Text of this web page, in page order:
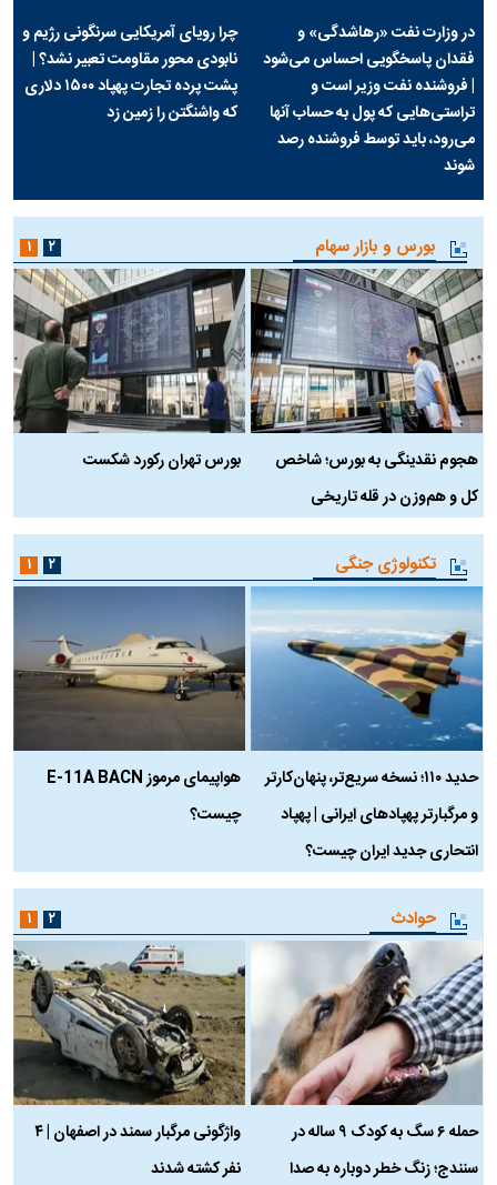
در وزارت نفت «رهاشدگی» و
فقدان پاسخگویی احساس می‌شود
| فروشنده نفت وزیر است و
تراستی‌هایی که پول به حساب آنها
می‌رود، باید توسط فروشنده رصد
شوند
چرا رویای آمریکایی سرنگونی رژیم و
نابودی محور مقاومت تعبیر نشد؟ |
پشت پرده تجارت پهپاد‌ ۱۵۰۰ دلاری
که واشنگتن را زمین زد
بورس و بازار سهام
هجوم نقدینگی به بورس؛ شاخص
کل و هم‌وزن در قله تاریخی
بورس تهران رکورد شکست
۱ ۲
تکنولوژی جنگی
حدید ۱۱۰؛ نسخه سریع‌تر، پنهان‌کارتر
و مرگبارتر پهپادهای ایرانی | پهپاد
انتحاری جدید ایران چیست؟
هواپیمای مرموز E-11A BACN
چیست؟
۱ ۲
حوادث
حمله ۶ سگ به کودک ۹ ساله در
سنندج؛ زنگ خطر دوباره به صدا
واژگونی مرگبار سمند در اصفهان | ۴
نفر کشته شدند
۱ ۲